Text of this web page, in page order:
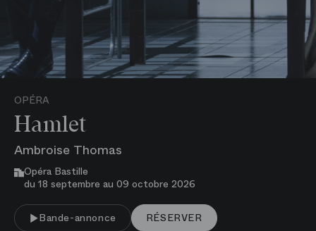
OPÉRA
Hamlet
Ambroise Thomas
Opéra Bastille
du 18 septembre au 09 octobre 2026
Bande-annonce RÉSERVER VOIR PLUS